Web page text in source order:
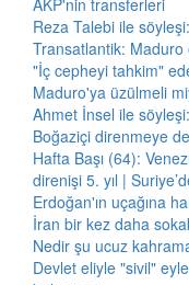
AKP'nin transferleri
Reza Talebi ile
Transatlantik: Maduro
"İç cepheyi tahkim"
Maduro'ya üzülmeli
Ahmet İnsel ile
Boğaziçi direnmeye
Hafta Başı (64):
direnişi 5. yıl |
Erdoğan'ın uçağına
İran bir kez daha
Nedir şu ucuz
Devlet eliyle "sivil"